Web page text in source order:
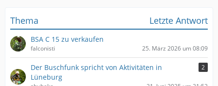
Thema Letzte Antwort
BSA C 15 zu verkaufen
falconisti 25. März 2026 um 08:09
Der Buschfunk spricht von Aktivitäten in
Lüneburg
2